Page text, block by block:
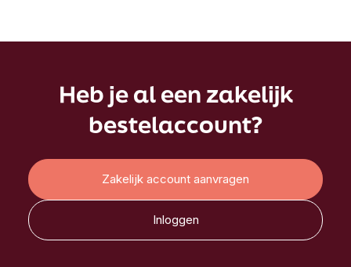
Heb je al een zakelijk
bestelaccount?
Zakelijk account aanvragen
Inloggen